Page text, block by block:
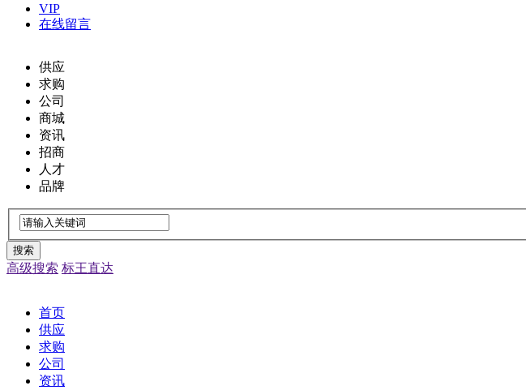
VIP
在线留言
供应
求购
公司
商城
资讯
招商
人才
品牌
搜索
高级搜索 标王直达
首页
供应
求购
公司
资讯